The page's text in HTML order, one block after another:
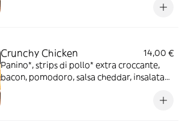
cetriolini, servito con patate* Fries e salsa
Crunchy Chicken
14,00 €
Panino*, strips di pollo* extra croccante,
bacon, pomodoro, salsa cheddar, insalata